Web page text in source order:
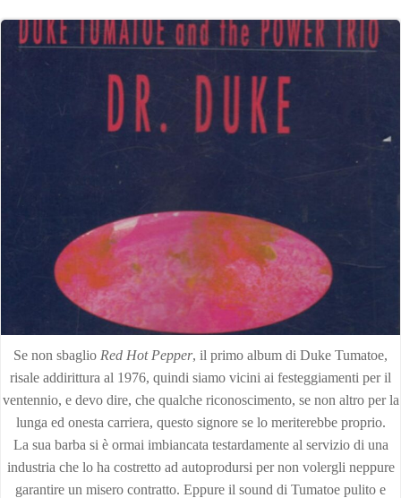
Se non sbaglio Red Hot Pepper, il primo album di Duke Tumatoe,
risale addirittura al 1976, quindi siamo vicini ai festeggiamenti per il
ventennio, e devo dire, che qualche riconoscimento, se non altro per la
lunga ed onesta carriera, questo signore se lo meriterebbe proprio.
La sua barba si è ormai imbiancata testardamente al servizio di una
industria che lo ha costretto ad autoprodursi per non volergli neppure
garantire un misero contratto. Eppure il sound di Tumatoe pulito e